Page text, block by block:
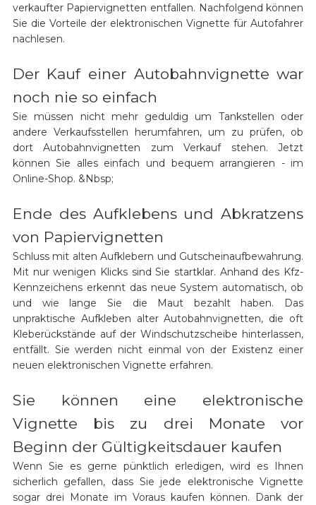
verkaufter Papiervignetten entfallen. Nachfolgend können
Sie die Vorteile der elektronischen Vignette für Autofahrer
nachlesen.
Der Kauf einer Autobahnvignette war
noch nie so einfach
Sie müssen nicht mehr geduldig um Tankstellen oder
andere Verkaufsstellen herumfahren, um zu prüfen, ob
dort Autobahnvignetten zum Verkauf stehen. Jetzt
können Sie alles einfach und bequem arrangieren - im
Online-Shop. &Nbsp;
Ende des Aufklebens und Abkratzens
von Papiervignetten
Schluss mit alten Aufklebern und Gutscheinaufbewahrung.
Mit nur wenigen Klicks sind Sie startklar. Anhand des Kfz-
Kennzeichens erkennt das neue System automatisch, ob
und wie lange Sie die Maut bezahlt haben. Das
unpraktische Aufkleben alter Autobahnvignetten, die oft
Kleberückstände auf der Windschutzscheibe hinterlassen,
entfällt. Sie werden nicht einmal von der Existenz einer
neuen elektronischen Vignette erfahren.
Sie können eine elektronische
Vignette bis zu drei Monate vor
Beginn der Gültigkeitsdauer kaufen
Wenn Sie es gerne pünktlich erledigen, wird es Ihnen
sicherlich gefallen, dass Sie jede elektronische Vignette
sogar drei Monate im Voraus kaufen können. Dank der